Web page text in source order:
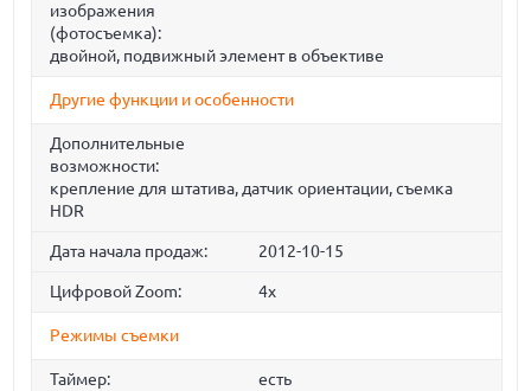
изображения
(фотосъемка):
двойной, подвижный элемент в объективе
Другие функции и особенности
Дополнительные
возможности:
крепление для штатива, датчик ориентации, cъемка
HDR
Дата начала продаж: 2012-10-15
Цифровой Zoom: 4x
Режимы съемки
Таймер: есть